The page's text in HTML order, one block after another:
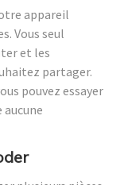
appareil
Vous seul
et les
partager.
pouvez essayer
aucune